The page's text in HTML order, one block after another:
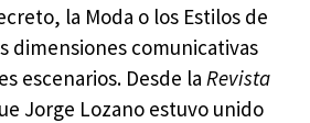
la Moda o los Estilos de
dimensiones comunicativas
escenarios. Desde laRevista
Jorge Lozano estuvo unido